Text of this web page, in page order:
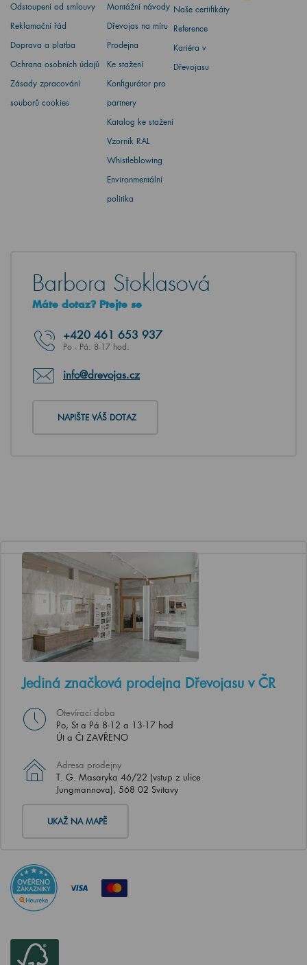
Odstoupení od smlouvy
Reklamační řád
Doprava a platba
Ochrana osobních údajů
Zásady zpracování
souborů cookies
Montážní návody
Dřevojas na míru
Prodejna
Ke stažení
Konfigurátor pro
partnery
Katalog ke stažení
Vzorník RAL
Whistleblowing
Environmentální
politika
Naše certifikáty
Reference
Kariéra v
Dřevojasu
Barbora Stoklasová
Máte dotaz? Ptejte se
+420 461 653 937
Po - Pá: 8-17 hod.
info@drevojas.cz
NAPIŠTE VÁŠ DOTAZ
Jediná značková prodejna Dřevojasu v ČR
Otevírací doba
Po, St a Pá 8-12 a 13-17 hod
Út a Čt ZAVŘENO
Adresa prodejny
T. G. Masaryka 46/22 (vstup z ulice
Jungmannova), 568 02 Svitavy
UKAŽ NA MAPĚ